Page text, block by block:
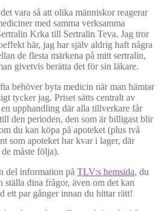
vara så att olika människor reagerar
med samma verksamma
Krka till Sertralin Teva. Jag tror
här, jag har själv aldrig haft några
de flesta märkena på mitt sertralin,
givetvis berätta det för sin läkare.
behöver byta medicin när man hämtar
tycker jag. Priset sätts centralt av
upphandling där alla tillverkare får
den perioden, den som är billigast blir
du kan köpa på apoteket (plus två
som apoteket har kvar i lager, där
måste följa).
del information på TLV:s hemsida, du
ställa dina frågor, även om det kan
ett par gånger innan du hittar rätt!